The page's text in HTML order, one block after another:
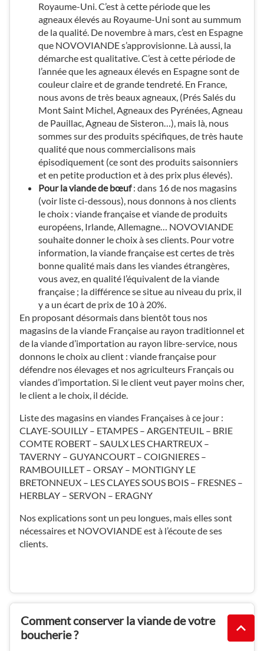
Royaume-Uni. C’est à cette période que les
agneaux élevés au Royaume-Uni sont au summum
de la qualité. De novembre à mars, c’est en Espagne
que NOVOVIANDE s’approvisionne. Là aussi, la
démarche est qualitative. C’est à cette période de
l’année que les agneaux élevés en Espagne sont de
couleur claire et de grande tendreté. En France,
nous avons de très beaux agneaux, (Prés Salés du
Mont Saint Michel, Agneaux des Pyrénées, Agneau
de Pauillac, Agneau de Sisteron…), mais là, nous
sommes sur des produits spécifiques, de très haute
qualité que nous commercialisons mais
épisodiquement (ce sont des produits saisonniers
et en petite production et à des prix plus élevés).
Pour la viande de bœuf: dans 16 de nos magasins
(voir liste ci-dessous), nous donnons à nos clients
le choix : viande française et viande de produits
européens, Irlande, Allemagne… NOVOVIANDE
souhaite donner le choix à ses clients. Pour votre
information, la viande française est certes de très
bonne qualité mais dans les viandes étrangères,
vous avez, en qualité l’équivalent de la viande
française ; la différence se situe au niveau du prix, il
y a un écart de prix de 10 à 20%.
En proposant désormais dans bientôt tous nos
magasins de la viande Française au rayon traditionnel et
de la viande d’importation au rayon libre-service, nous
donnons le choix au client : viande française pour
défendre nos élevages et nos agriculteurs Français ou
viandes d’importation. Si le client veut payer moins cher,
le client a le choix, il décide.
Liste des magasins en viandes Françaises à ce jour :
CLAYE-SOUILLY – ETAMPES – ARGENTEUIL – BRIE
COMTE ROBERT – SAULX LES CHARTREUX –
TAVERNY – GUYANCOURT – COIGNIERES –
RAMBOUILLET – ORSAY – MONTIGNY LE
BRETONNEUX – LES CLAYES SOUS BOIS – FRESNES –
HERBLAY – SERVON – ERAGNY
Nos explications sont un peu longues, mais elles sont
nécessaires et NOVOVIANDE est à l’écoute de ses
clients.
Comment conserver la viande de votre
boucherie ?
EN